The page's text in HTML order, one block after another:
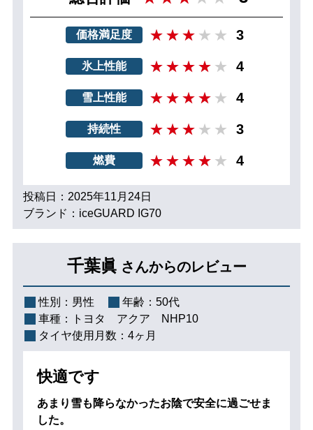
価格満足度 3
氷上性能 4
雪上性能 4
持続性 3
燃費 4
投稿日：2025年11月24日
ブランド：iceGUARD IG70
千葉眞 さんからのレビュー
性別： 男性 年齢： 50代
車種：
トヨタ アクア NHP10
タイヤ使用月数： 4ヶ月
快適です
あまり雪も降らなかったお陰で安全に過ごせま
した。